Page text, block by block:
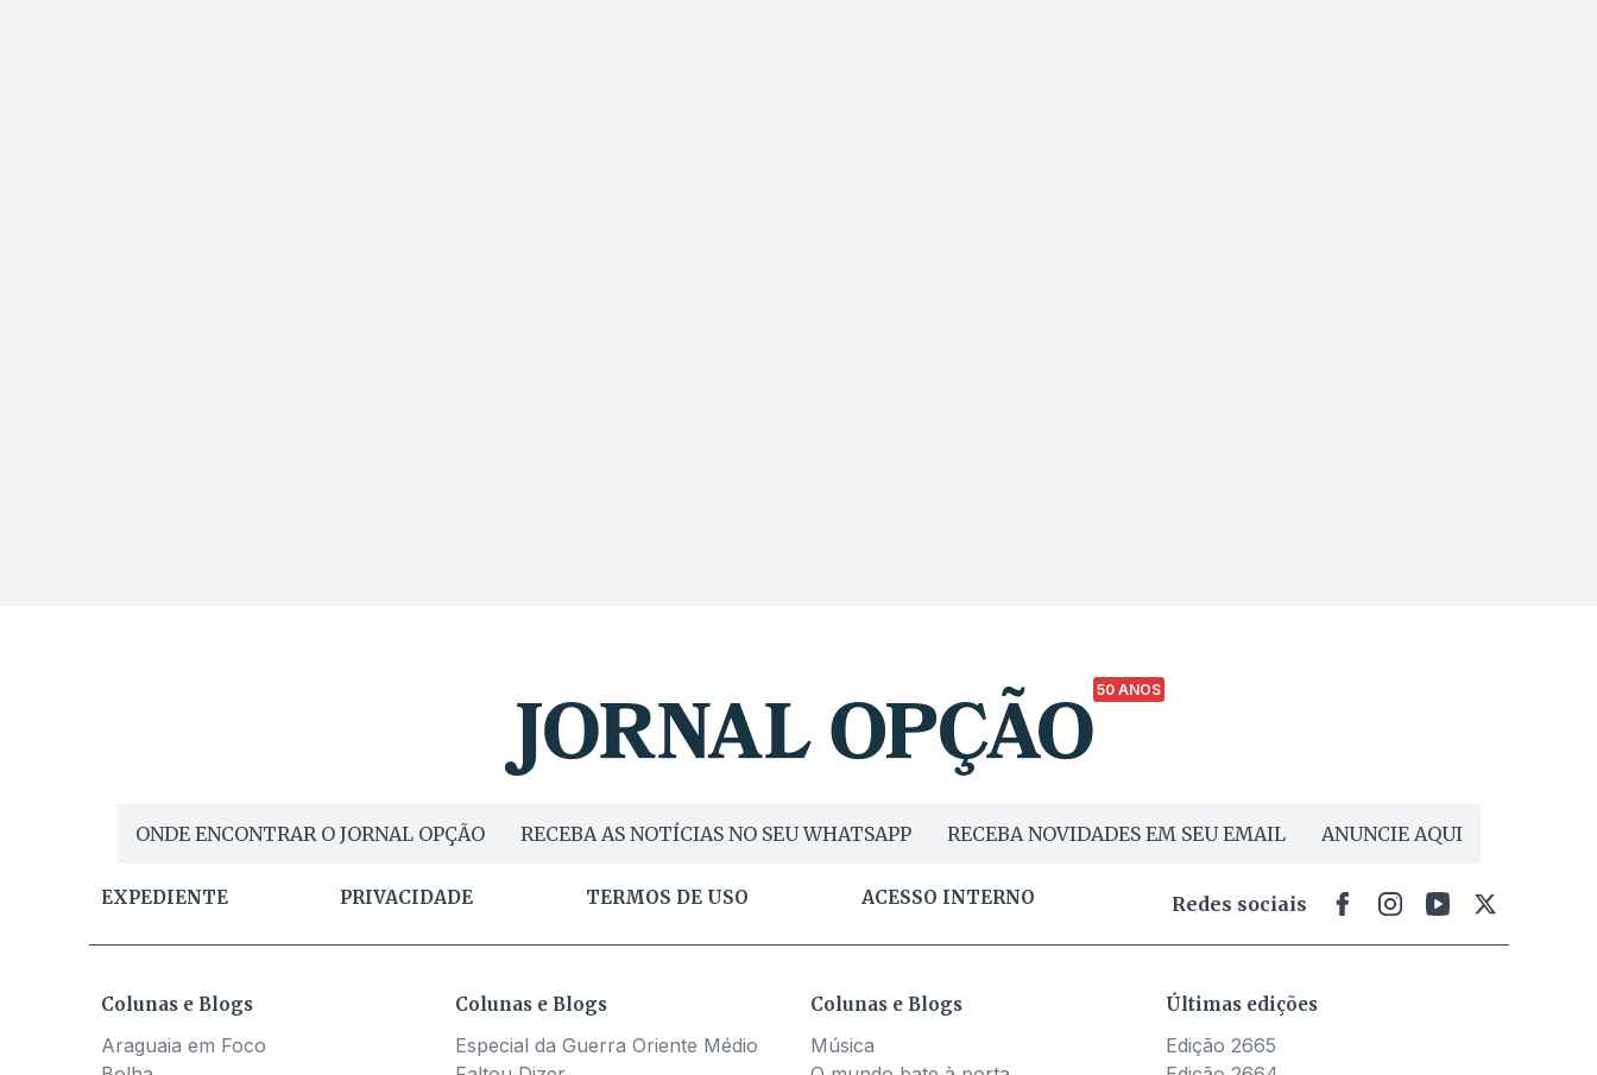
50 ANOS
ONDE ENCONTRAR O JORNAL OPÇÃO RECEBA AS NOTÍCIAS NO SEU WHATSAPP RECEBA NOVIDADES EM SEU EMAIL ANUNCIE AQUI
EXPEDIENTE PRIVACIDADE TERMOS DE USO ACESSO INTERNO Redes sociais
Colunas e Blogs
Araguaia em Foco
Colunas e Blogs
Especial da Guerra Oriente Médio
Colunas e Blogs
Música
Últimas edições
Edição 2665